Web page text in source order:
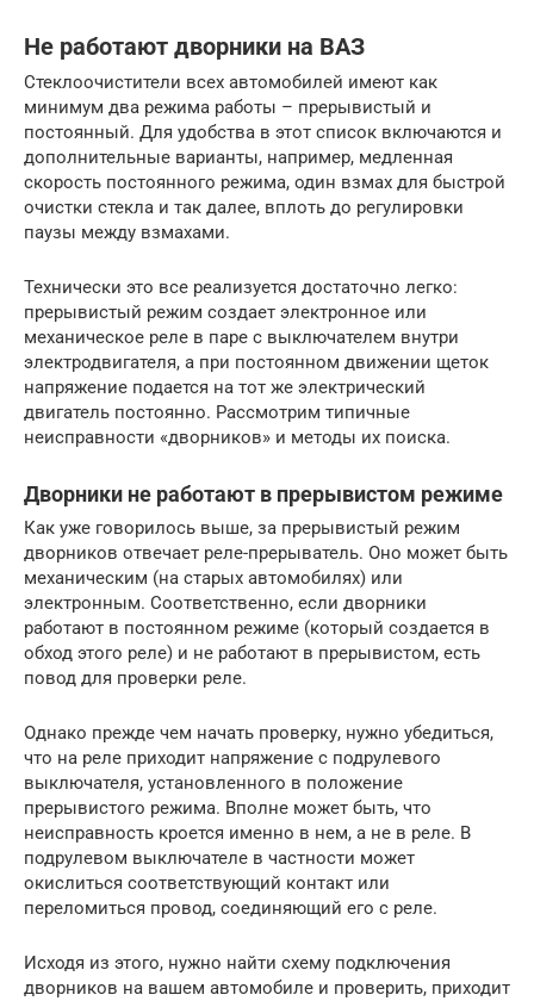
Не работают дворники на ВАЗ
Стеклоочистители всех автомобилей имеют как
минимум два режима работы – прерывистый и
постоянный. Для удобства в этот список включаются и
дополнительные варианты, например, медленная
скорость постоянного режима, один взмах для быстрой
очистки стекла и так далее, вплоть до регулировки
паузы между взмахами.
Технически это все реализуется достаточно легко:
прерывистый режим создает электронное или
механическое реле в паре с выключателем внутри
электродвигателя, а при постоянном движении щеток
напряжение подается на тот же электрический
двигатель постоянно. Рассмотрим типичные
неисправности «дворников» и методы их поиска.
Дворники не работают в прерывистом режиме
Как уже говорилось выше, за прерывистый режим
дворников отвечает реле-прерыватель. Оно может быть
механическим (на старых автомобилях) или
электронным. Соответственно, если дворники
работают в постоянном режиме (который создается в
обход этого реле) и не работают в прерывистом, есть
повод для проверки реле.
Однако прежде чем начать проверку, нужно убедиться,
что на реле приходит напряжение с подрулевого
выключателя, установленного в положение
прерывистого режима. Вполне может быть, что
неисправность кроется именно в нем, а не в реле. В
подрулевом выключателе в частности может
окислиться соответствующий контакт или
переломиться провод, соединяющий его с реле.
Исходя из этого, нужно найти схему подключения
дворников на вашем автомобиле и проверить, приходит